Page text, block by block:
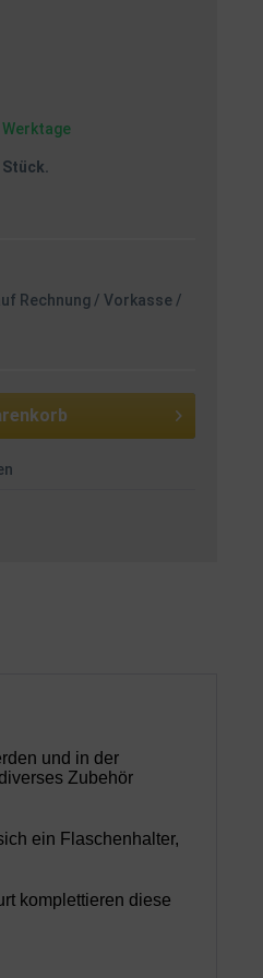
Rechnung / Vorkasse /
und in der
Zubehör
ein Flaschenhalter,
komplettieren diese